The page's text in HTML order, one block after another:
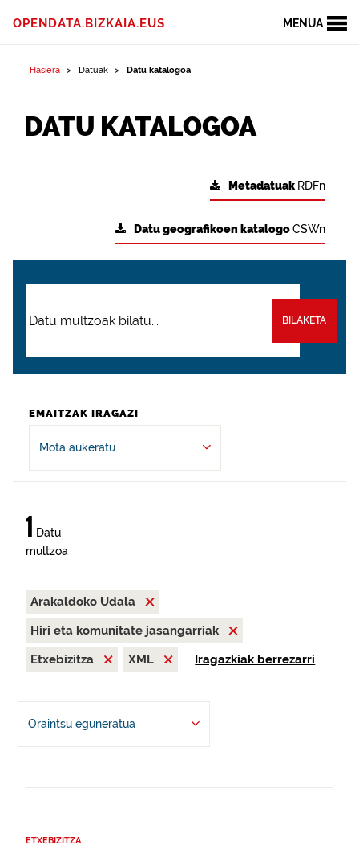
MENUA
OPENDATA.BIZKAIA.EUS
Hasiera Datuak Datu katalogoa
DATU KATALOGOA
Metadatuak RDFn
Datu geografikoen katalogoCSWn
BILAKETA
EMAITZAK IRAGAZI
Mota aukeratu
1 Datu
multzoa
Arakaldoko Udala
Hiri eta komunitate jasangarriak
Etxebizitza
XML Iragazkiak berrezarri
Oraintsu eguneratua
ETXEBIZITZA